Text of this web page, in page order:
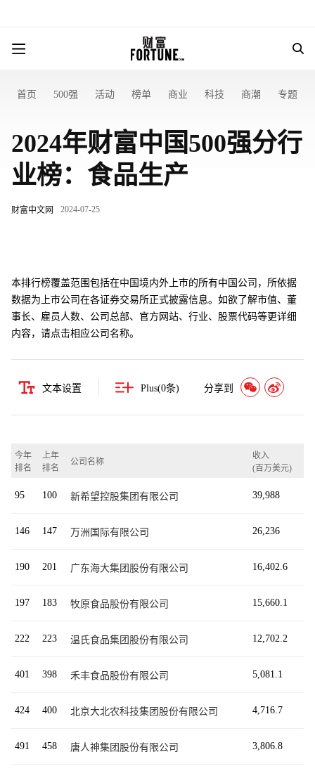
首页 500强 活动 榜单 商业 科技 商潮 专题
2024年财富中国500强分行
业榜：食品生产
财富中文网 2024-07-25
本排行榜覆盖范围包括在中国境内外上市的所有中国公司，所依据
数据为上市公司在各证券交易所正式披露信息。如欲了解市值、董
事长、雇员人数、公司总部、官方网站、行业、股票代码等更详细
内容，请点击相应公司名称。
文本设置 Plus(0条) 分享到
今年
排名
上年
排名
公司名称
收入
(百万美元)
95 100 新希望控股集团有限公司 39,988
146 147 万洲国际有限公司 26,236
190 201 广东海大集团股份有限公司 16,402.6
197 183 牧原食品股份有限公司 15,660.1
222 223 温氏食品集团股份有限公司 12,702.2
401 398 禾丰食品股份有限公司 5,081.1
424 400 北京大北农科技集团股份有限公司 4,716.7
491 458 唐人神集团股份有限公司 3,806.8